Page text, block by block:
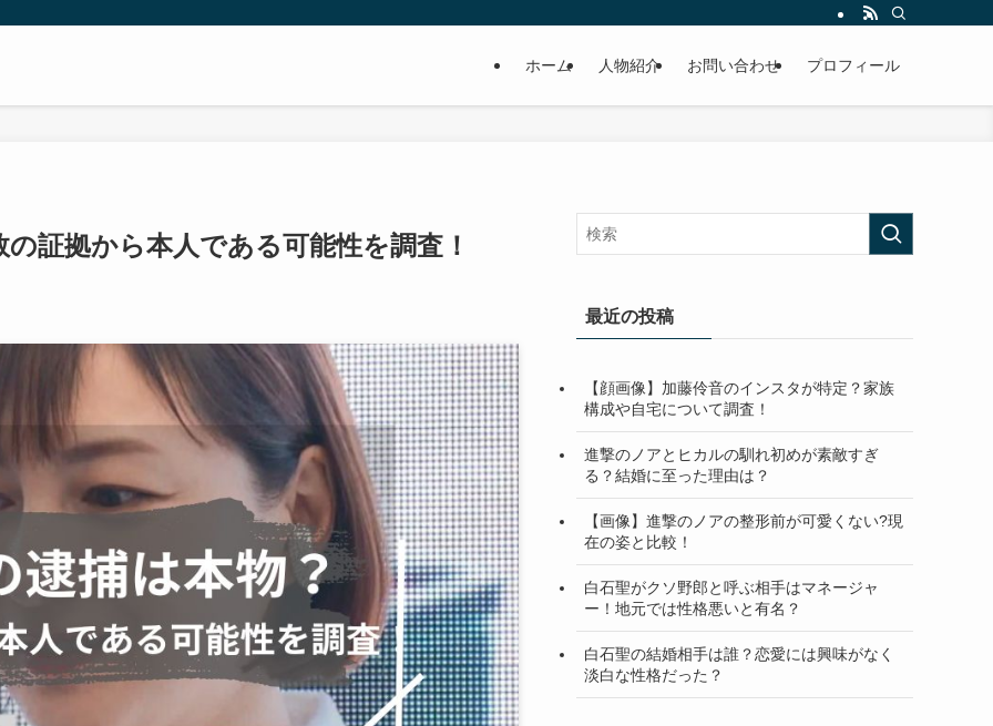
ホーム 人物紹介 お問い合わせ プロフィール
証拠から本人である可能性を調査！
最近の投稿
【顔画像】加藤伶音のインスタが特定？家族
構成や自宅について調査！
進撃のノアとヒカルの馴れ初めが素敵すぎ
る？結婚に至った理由は？
【画像】進撃のノアの整形前が可愛くない?現
在の姿と比較！
白石聖がクソ野郎と呼ぶ相手はマネージャ
ー！地元では性格悪いと有名？
白石聖の結婚相手は誰？恋愛には興味がなく
淡白な性格だった？